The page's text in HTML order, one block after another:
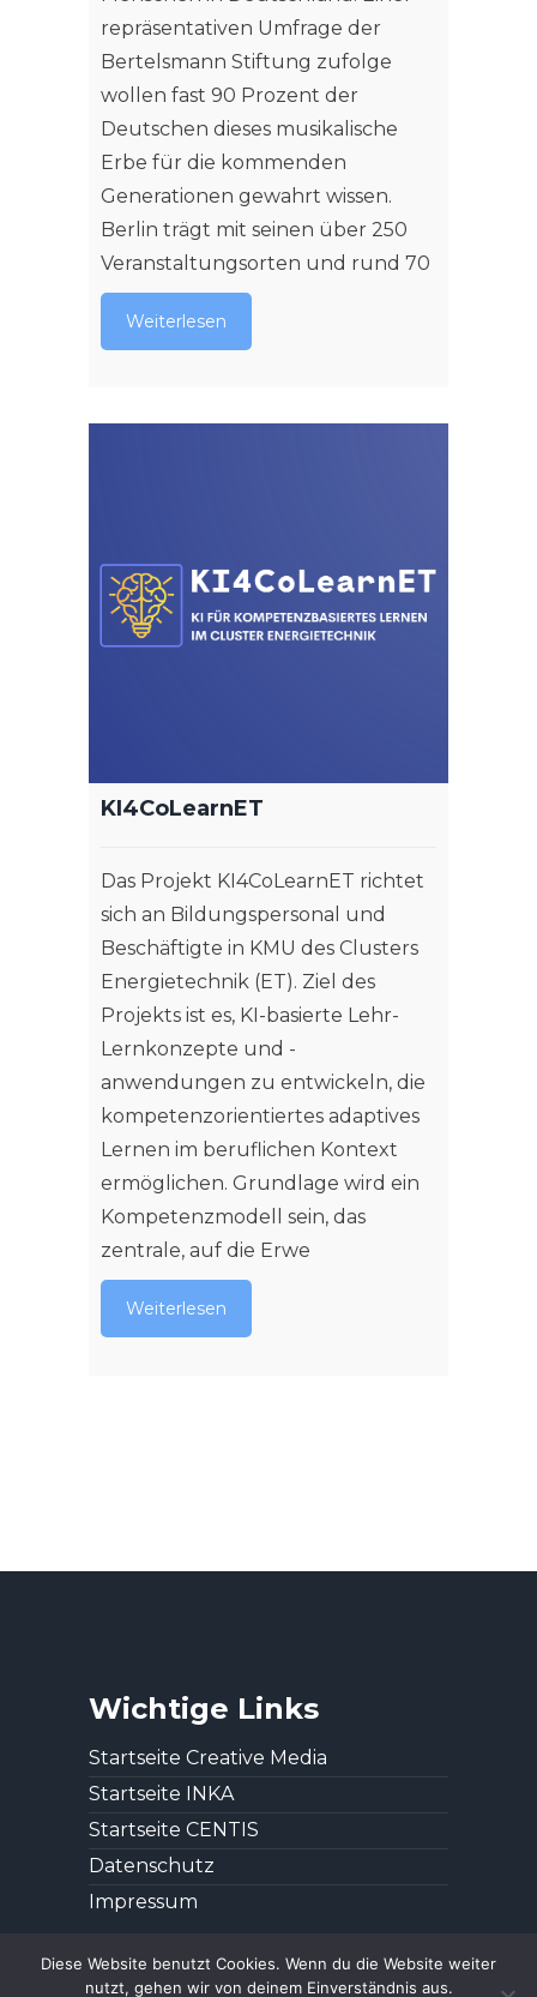
repräsentativen Umfrage der
Bertelsmann Stiftung zufolge
wollen fast 90 Prozent der
Deutschen dieses musikalische
Erbe für die kommenden
Generationen gewahrt wissen.
Berlin trägt mit seinen über 250
Veranstaltungsorten und rund 70
Weiterlesen
KI4CoLearnET
Das Projekt KI4CoLearnET richtet
sich an Bildungspersonal und
Beschäftigte in KMU des Clusters
Energietechnik (ET). Ziel des
Projekts ist es, KI-basierte Lehr-
Lernkonzepte und -
anwendungen zu entwickeln, die
kompetenzorientiertes adaptives
Lernen im beruflichen Kontext
ermöglichen. Grundlage wird ein
Kompetenzmodell sein, das
zentrale, auf die Erwe
Weiterlesen
Wichtige Links
Startseite Creative Media
Startseite INKA
Startseite CENTIS
Datenschutz
Impressum
Diese Website benutzt Cookies. Wenn du die Website weiter
nutzt, gehen wir von deinem Einverständnis aus.